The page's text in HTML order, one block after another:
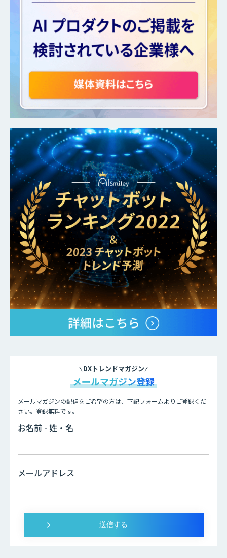
DXトレンドマガジン
メールマガジン登録
メールマガジンの配信をご希望の方は、下記フォームよりご登録くだ
さい。登録無料です。
お名前 - 姓・名
メールアドレス